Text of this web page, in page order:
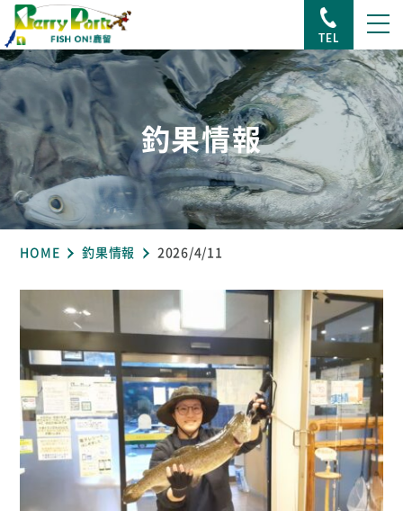
TEL
釣果情報
HOME 釣果情報 2026/4/11